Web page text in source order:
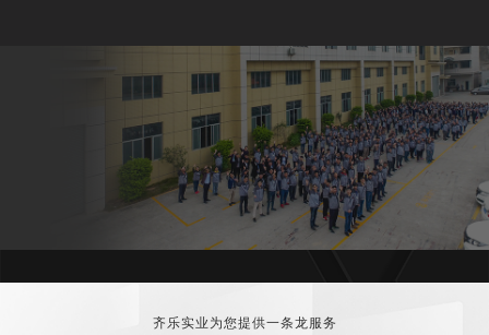
齐乐实业为您提供一条龙服务